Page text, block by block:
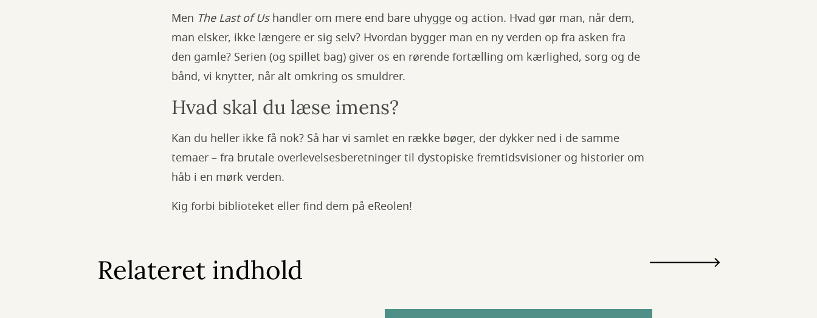
Men The Last of Ushandler om mere end bare uhygge og action. Hvad gør man, når dem,
man elsker, ikke længere er sig selv? Hvordan bygger man en ny verden op fra asken fra
den gamle? Serien (og spillet bag) giver os en rørende fortælling om kærlighed, sorg og de
bånd, vi knytter, når alt omkring os smuldrer.
Hvad skal du læse imens?
Kan du heller ikke få nok? Så har vi samlet en række bøger, der dykker ned i de samme
temaer – fra brutale overlevelsesberetninger til dystopiske fremtidsvisioner og historier om
håb i en mørk verden.
Kig forbi biblioteket eller find dem på eReolen!
Relateret indhold